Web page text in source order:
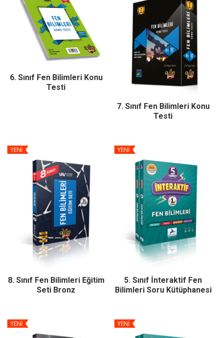
6. Sınıf Fen Bilimleri Konu
Testi
7. Sınıf Fen Bilimleri Konu
Testi
YENİ
8. Sınıf Fen Bilimleri Eğitim
Seti Bronz
YENİ
5. Sınıf İnteraktif Fen
Bilimleri Soru Kütüphanesi
YENİ YENİ